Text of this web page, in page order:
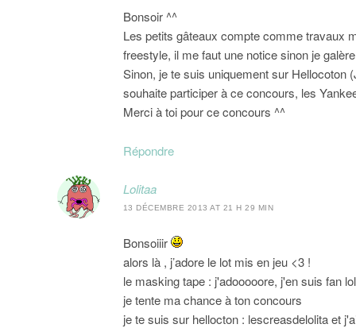
Bonsoir ^^
Les petits gâteaux compte comme travaux
freestyle, il me faut une notice sinon je
Sinon, je te suis uniquement sur Hellocoton
souhaite participer à ce concours, les
Merci à toi pour ce concours ^^
Répondre
Lolitaa
13 DÉCEMBRE 2013 AT 21 H 29 MIN
Bonsoiiir
alors là , j’adore le lot mis en jeu <3 !
le masking tape : j'adooooore, j'en suis fan lol
je tente ma chance à ton concours
je te suis sur hellocton : lescreasdelolita et